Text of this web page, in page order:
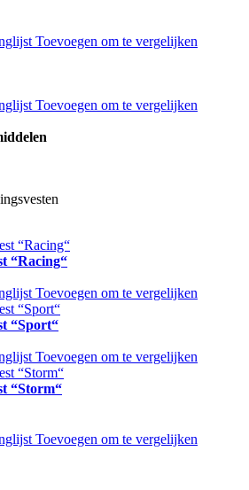
Toevoegen om te vergelijken
Toevoegen om te vergelijken
“Racing“
Toevoegen om te vergelijken
“Sport“
Toevoegen om te vergelijken
“Storm“
Toevoegen om te vergelijken